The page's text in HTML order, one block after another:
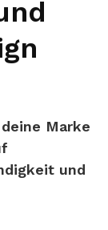
Marke
und